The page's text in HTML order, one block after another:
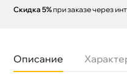
Скидка 5% при заказе через
Описание